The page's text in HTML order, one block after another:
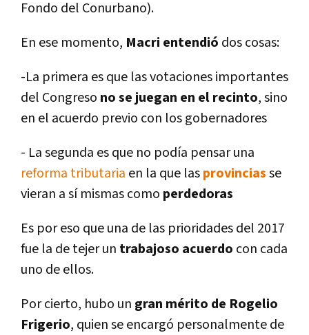
Fondo del Conurbano).
En ese momento, Macri entendió dos cosas:
-La primera es que las votaciones importantes
del Congreso no se juegan en el recinto, sino
en el acuerdo previo con los gobernadores
- La segunda es que no podí­a pensar una
reforma tributaria en la que lasprovinciasse
vieran a sí­ mismas como perdedoras
Es por eso que una de las prioridades del 2017
fue la de tejer un trabajoso acuerdo con cada
uno de ellos.
Por cierto, hubo un gran mérito de Rogelio
Frigerio, quien se encargó personalmente de